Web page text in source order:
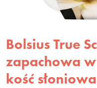
Bolsius True
zapachowa
kość